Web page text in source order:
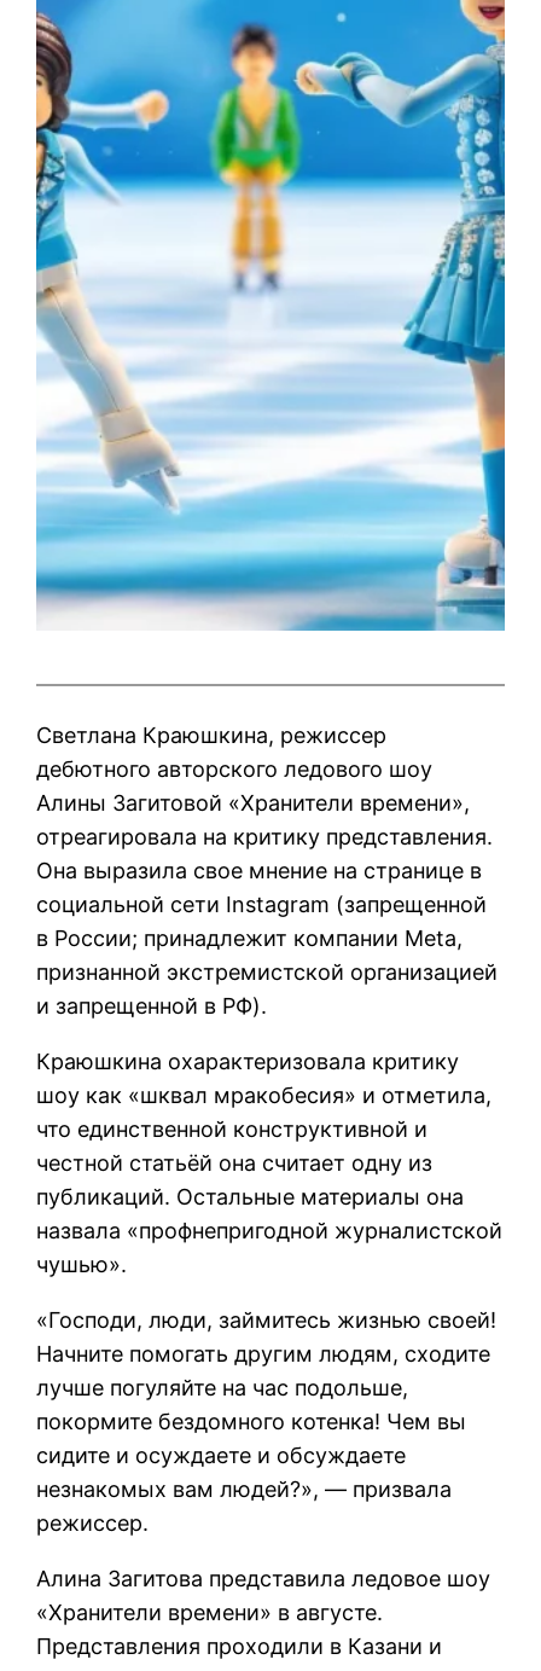
Светлана Краюшкина, режиссер
дебютного авторского ледового шоу
Алины Загитовой «Хранители времени»,
отреагировала на критику представления.
Она выразила свое мнение на странице в
социальной сети Instagram (запрещенной
в России; принадлежит компании Meta,
признанной экстремистской организацией
и запрещенной в РФ).
Краюшкина охарактеризовала критику
шоу как «шквал мракобесия» и отметила,
что единственной конструктивной и
честной статьёй она считает одну из
публикаций. Остальные материалы она
назвала «профнепригодной журналистской
чушью».
«Господи, люди, займитесь жизнью своей!
Начните помогать другим людям, сходите
лучше погуляйте на час подольше,
покормите бездомного котенка! Чем вы
сидите и осуждаете и обсуждаете
незнакомых вам людей?», — призвала
режиссер.
Алина Загитова представила ледовое шоу
«Хранители времени» в августе.
Представления проходили в Казани и